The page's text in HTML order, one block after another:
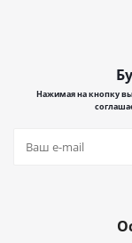
Нажимая на кнопку